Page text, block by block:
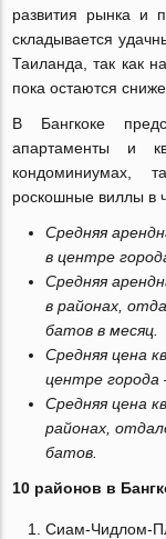
развития рынка и
складывается
Таиланда, так как
пока остаются
В Бангкоке
апартаменты и
кондоминиумах,
роскошные виллы в
Средняя
в центре
Средняя
в районах,
батов в месяц.
Средняя цена
центре города
Средняя цена
районах,
батов.
10 районов в
Сиам-Чидлом-